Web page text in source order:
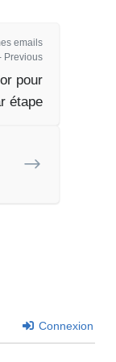
emails
Previous
pour
étape
Connexion